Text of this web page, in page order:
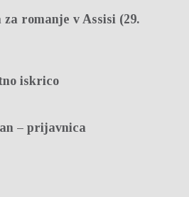
romanje v Assisi (29.
iskrico
– prijavnica